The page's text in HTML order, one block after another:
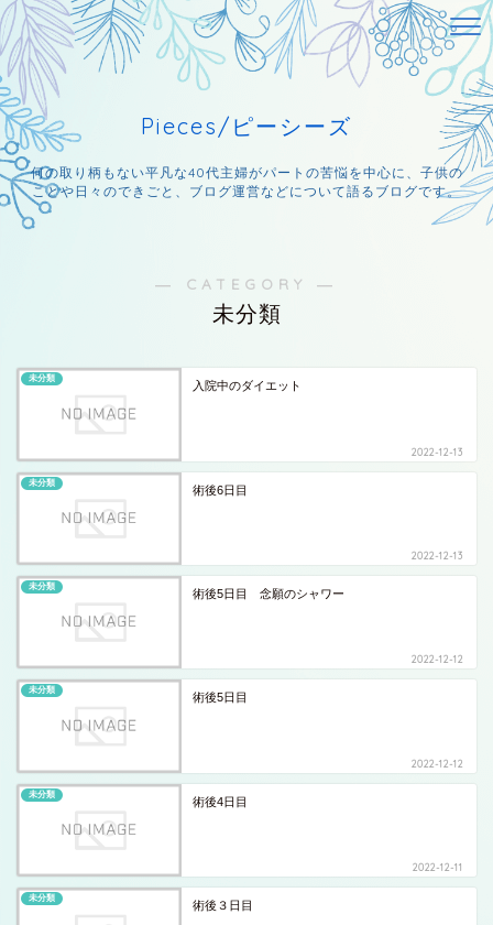
Pieces/ピーシーズ
何の取り柄もない平凡な40代主婦がパートの苦悩を中心に、子供の
ことや日々のできごと、ブログ運営などについて語るブログです。
― CATEGORY ―
未分類
未分類
入院中のダイエット
2022-12-13
未分類
術後6日目
2022-12-13
未分類
術後5日目 念願のシャワー
2022-12-12
未分類
術後5日目
2022-12-12
未分類
術後4日目
2022-12-11
未分類
術後３日目